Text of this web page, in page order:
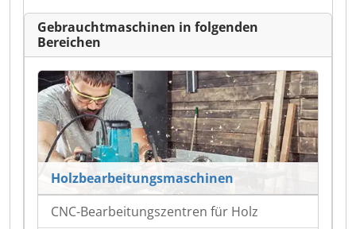
Gebrauchtmaschinen in folgenden
Bereichen
Holzbearbeitungsmaschinen
CNC-Bearbeitungszentren für Holz